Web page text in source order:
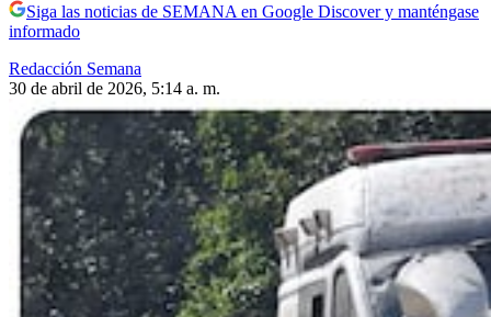
Siga las noticias de SEMANA en Google Discover y manténgase
informado
Redacción Semana
30 de abril de 2026, 5:14 a. m.